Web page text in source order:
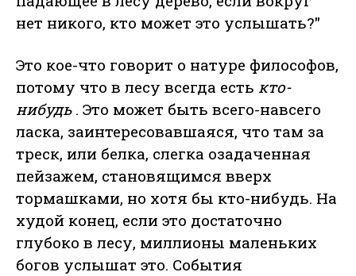
нет никого, кто может это услышать?"
Это кое-что говорит о натуре философов,
потому что в лесу всегда есть кто-
нибудь. Это может быть всего-навсего
ласка, заинтересовавшаяся, что там за
треск, или белка, слегка озадаченная
пейзажем, становящимся вверх
тормашками, но хотя бы кто-нибудь. На
худой конец, если это достаточно
глубоко в лесу, миллионы маленьких
богов услышат это. События